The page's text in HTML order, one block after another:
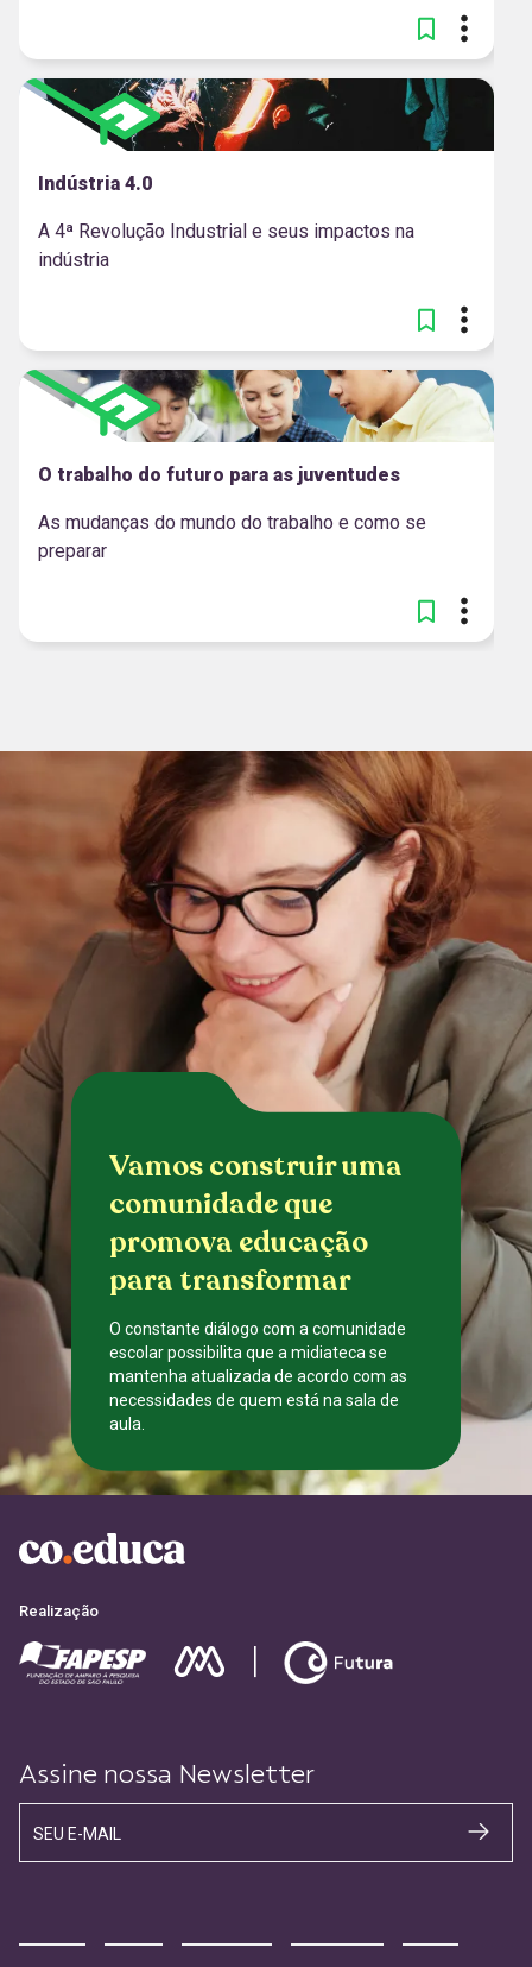
Indústria 4.0
A 4ª Revolução Industrial e seus impactos na
indústria
O trabalho do futuro para as juventudes
As mudanças do mundo do trabalho e como se
preparar
Vamos construir uma
comunidade que
promova educação
para transformar
O constante diálogo com a comunidade
escolar possibilita que a midiateca se
mantenha atualizada de acordo com as
necessidades de quem está na sala de
aula.
CADASTRE-SE
Realização
Assine nossa Newsletter
SEU E-MAIL